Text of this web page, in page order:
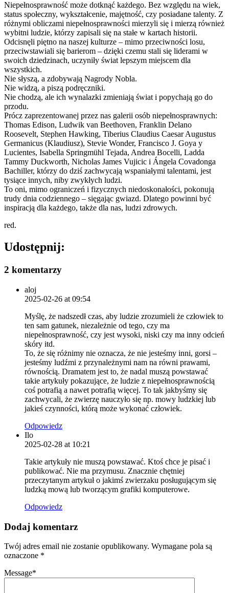
Niepełnosprawność może dotknąć każdego. Bez względu na wiek,
status społeczny, wykształcenie, majętność, czy posiadane talenty. Z
różnymi obliczami niepełnosprawności mierzyli się i mierzą również
wybitni ludzie, którzy zapisali się na stałe w kartach historii.
Odcisnęli piętno na naszej kulturze – mimo przeciwności losu,
przeciwstawiali się barierom – dzięki czemu stali się liderami w
swoich dziedzinach, uczyniły świat lepszym miejscem dla
wszystkich.
Nie słyszą, a zdobywają Nagrody Nobla.
Nie widzą, a piszą podręczniki.
Nie chodzą, ale ich wynalazki zmieniają świat i popychają go do
przodu.
Prócz zaprezentowanej przez nas galerii osób niepełnosprawnych:
Thomas Edison, Ludwik van Beethoven, Franklin Delano
Roosevelt, Stephen Hawking, Tiberius Claudius Caesar Augustus
Germanicus (Klaudiusz), Stevie Wonder, Francisco J. Goya y
Lucientes, Isabella Springmühl Tejada, Andrea Bocelli, Ladda
Tammy Duckworth, Nicholas James Vujicic i Ángela Covadonga
Bachiller, którzy do dziś zachwycają wspaniałymi talentami, jest
tysiące innych, niby zwykłych ludzi.
To oni, mimo ograniczeń i fizycznych niedoskonałości, pokonują
trudy dnia codziennego – sięgając gwiazd. Dlatego powinni być
inspiracją dla każdego, także dla nas, ludzi zdrowych.
red.
Udostępnij:
2 komentarzy
aloj
2025-02-26 at 09:54
Myślę, że nadszedł czas, aby ludzie zrozumieli że człowiek to
ten sam gatunek, niezależnie od tego, czy ma
niepełnosprawność, czy jest wysoki, niski czy ma inny odcień
skóry itd.
To, że się różnimy nie oznacza, że nie jesteśmy inni, gorsi –
jesteśmy ludźmi z przynależnymi nam na równi prawami,
równością. Dramatem jest to, że nadal muszą powstawać
takie artykuły pokazujące, że ludzie z niepełnosprawnością
coś potrafią a nawet potrafią więcej. To tak jakbyśmy się
zachwycali, że zwierzę nauczyło się np. mowy ludzkiej lub
jakieś czynności, którą może wykonać człowiek.
Odpowiedz
Ilo
2025-02-28 at 10:21
Takie artykuły nie muszą powstawać. Ktoś chce je pisać i
publikować. Nie ma przymusu. Znacznie chętniej
przeczytanym artykuł o jakimś zwierzaku posługującym się
ludzką mową lub tworzącym grafiki komputerowe.
Odpowiedz
Dodaj komentarz
Twój adres email nie zostanie opublikowany. Wymagane pola są
oznaczone *
Message*